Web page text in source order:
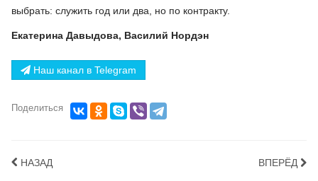
выбрать: служить год или два, но по контракту.
Екатерина Давыдова, Василий Нордэн
Наш канал в Telegram
Поделиться
НАЗАД ВПЕРЁД